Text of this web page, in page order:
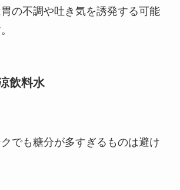
の不調や吐き気を誘発する可能
飲料水
でも糖分が多すぎるものは避け